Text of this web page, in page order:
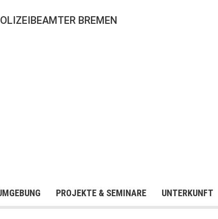
BREMEN
PROJEKTE & SEMINARE UNTERKUNFT